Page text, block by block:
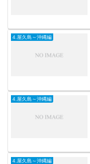
4.屋久島～沖縄編
4.屋久島～沖縄編
4.屋久島～沖縄編